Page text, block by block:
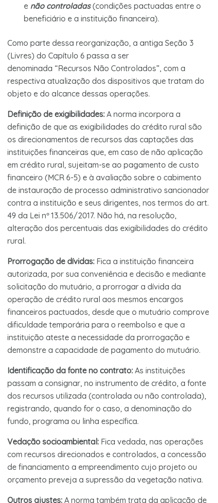
e não controladas(condições pactuadas entre o
beneficiário e a instituição financeira).
Como parte dessa reorganização, a antiga Seção 3
(Livres) do Capítulo 6 passa a ser
denominada “Recursos Não Controlados”, com a
respectiva atualização dos dispositivos que tratam do
objeto e do alcance dessas operações.
Definição de exigibilidades: A norma incorpora a
definição de que as exigibilidades do crédito rural são
os direcionamentos de recursos das captações das
instituições financeiras que, em caso de não aplicação
em crédito rural, sujeitam-se ao pagamento de custo
financeiro (MCR 6-5) e à avaliação sobre o cabimento
de instauração de processo administrativo sancionador
contra a instituição e seus dirigentes, nos termos do art.
49 da Lei nº 13.506/2017. Não há, na resolução,
alteração dos percentuais das exigibilidades do crédito
rural.
Prorrogação de dívidas: Fica a instituição financeira
autorizada, por sua conveniência e decisão e mediante
solicitação do mutuário, a prorrogar a dívida da
operação de crédito rural aos mesmos encargos
financeiros pactuados, desde que o mutuário comprove
dificuldade temporária para o reembolso e que a
instituição ateste a necessidade da prorrogação e
demonstre a capacidade de pagamento do mutuário.
Identificação da fonte no contrato: As instituições
passam a consignar, no instrumento de crédito, a fonte
dos recursos utilizada (controlada ou não controlada),
registrando, quando for o caso, a denominação do
fundo, programa ou linha específica.
Vedação socioambiental: Fica vedada, nas operações
com recursos direcionados e controlados, a concessão
de financiamento a empreendimento cujo projeto ou
orçamento preveja a supressão da vegetação nativa.
Outros ajustes: A norma também trata da aplicação de